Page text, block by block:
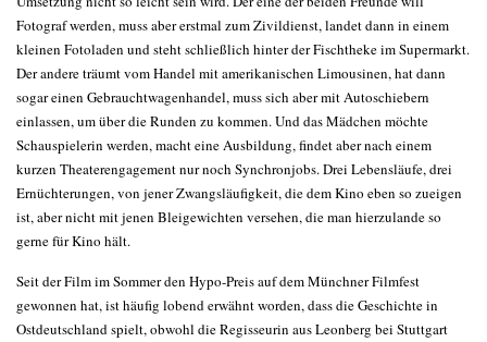
Fotograf werden, muss aber erstmal zum Zivildienst, landet dann in einem
kleinen Fotoladen und steht schließlich hinter der Fischtheke im Supermarkt.
Der andere träumt vom Handel mit amerikanischen Limousinen, hat dann
sogar einen Gebrauchtwagenhandel, muss sich aber mit Autoschiebern
einlassen, um über die Runden zu kommen. Und das Mädchen möchte
Schauspielerin werden, macht eine Ausbildung, findet aber nach einem
kurzen Theaterengagement nur noch Synchronjobs. Drei Lebensläufe, drei
Ernüchterungen, von jener Zwangsläufigkeit, die dem Kino eben so zueigen
ist, aber nicht mit jenen Bleigewichten versehen, die man hierzulande so
gerne für Kino hält.
Seit der Film im Sommer den Hypo-Preis auf dem Münchner Filmfest
gewonnen hat, ist häufig lobend erwähnt worden, dass die Geschichte in
Ostdeutschland spielt, obwohl die Regisseurin aus Leonberg bei Stuttgart